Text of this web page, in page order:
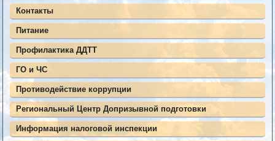
Контакты
Питание
Профилактика ДДТТ
ГО и ЧС
Противодействие коррупции
Региональный Центр Допризывной подготовки
Информация налоговой инспекции